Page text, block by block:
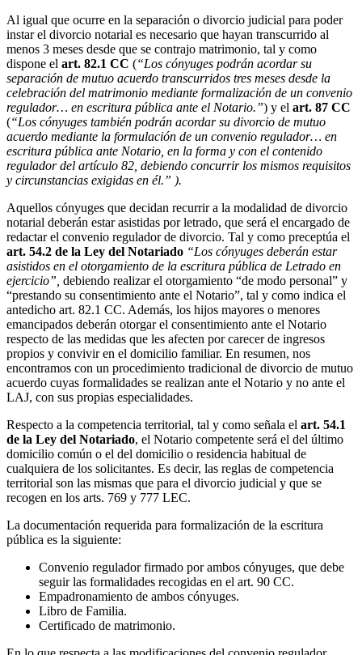
Al igual que ocurre en la separación o divorcio judicial para poder
instar el divorcio notarial es necesario que hayan transcurrido al
menos 3 meses desde que se contrajo matrimonio, tal y como
dispone el art. 82.1 CC (“Los cónyuges podrán acordar su
separación de mutuo acuerdo transcurridos tres meses desde la
celebración del matrimonio mediante formalización de un convenio
regulador… en escritura pública ante el Notario.”) y el art. 87 CC
(“Los cónyuges también podrán acordar su divorcio de mutuo
acuerdo mediante la formulación de un convenio regulador… en
escritura pública ante Notario, en la forma y con el contenido
regulador del artículo 82, debiendo concurrir los mismos requisitos
y circunstancias exigidas en él.” ).
Aquellos cónyuges que decidan recurrir a la modalidad de divorcio
notarial deberán estar asistidas por letrado, que será el encargado de
redactar el convenio regulador de divorcio. Tal y como preceptúa el
art. 54.2 de la Ley del Notariado “Los cónyuges deberán estar
asistidos en el otorgamiento de la escritura pública de Letrado en
ejercicio”, debiendo realizar el otorgamiento “de modo personal” y
“prestando su consentimiento ante el Notario”, tal y como indica el
antedicho art. 82.1 CC. Además, los hijos mayores o menores
emancipados deberán otorgar el consentimiento ante el Notario
respecto de las medidas que les afecten por carecer de ingresos
propios y convivir en el domicilio familiar. En resumen, nos
encontramos con un procedimiento tradicional de divorcio de mutuo
acuerdo cuyas formalidades se realizan ante el Notario y no ante el
LAJ, con sus propias especialidades.
Respecto a la competencia territorial, tal y como señala el art. 54.1
de la Ley del Notariado, el Notario competente será el del último
domicilio común o el del domicilio o residencia habitual de
cualquiera de los solicitantes. Es decir, las reglas de competencia
territorial son las mismas que para el divorcio judicial y que se
recogen en los arts. 769 y 777 LEC.
La documentación requerida para formalización de la escritura
pública es la siguiente:
Convenio regulador firmado por ambos cónyuges, que debe
seguir las formalidades recogidas en el art. 90 CC.
Empadronamiento de ambos cónyuges.
Libro de Familia.
Certificado de matrimonio.